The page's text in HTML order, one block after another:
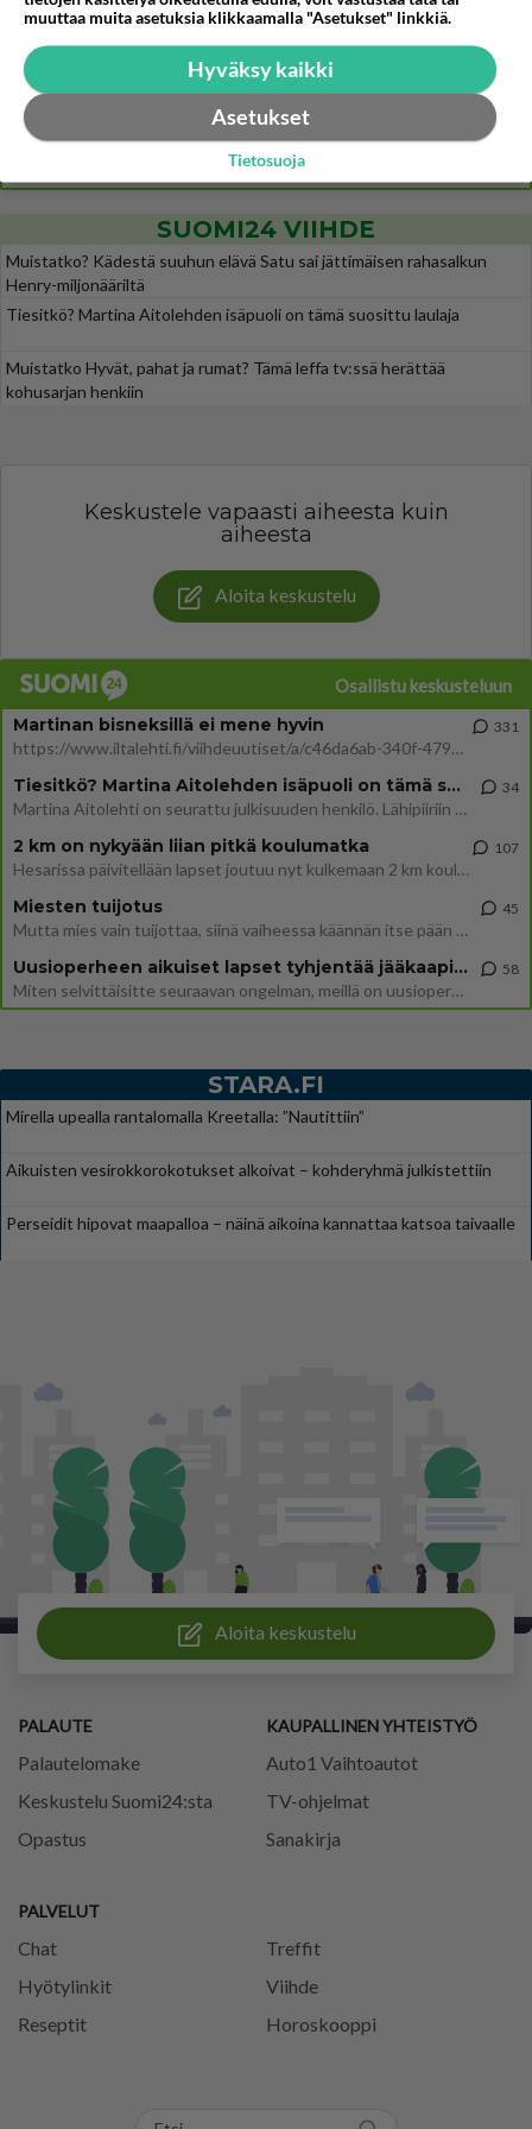
Näin tekisi ainakin Rydman seuratessaan idolinsa Trumpin mallia https://www.is.fi/politiikka/art-2000012187244.html
Mitä tuot pöytään parisuhteessa?
SUOMI24 VIIHDE
Muistatko? Kädestä suuhun elävä Satu sai jättimäisen rahasalkun
Henry-miljonääriltä
Tiesitkö? Martina Aitolehden isäpuoli on tämä suosittu laulaja
Muistatko Hyvät, pahat ja rumat? Tämä leffa tv:ssä herättää
kohusarjan henkiin
Keskustele vapaasti aiheesta kuin
aiheesta
Aloita keskustelu
Osallistu keskusteluun
Martinan bisneksillä ei mene hyvin
https://www.iltalehti.fi/viihdeuutiset/a/c46da6ab-340f-4790-aaa7-0865eed2336 Yrityksen konkurssihakemus on tullut kärä
331
Tiesitkö? Martina Aitolehden isäpuoli on tämä suosittu laulaja
Martina Aitolehti on seurattu julkisuuden henkilö. Lähipiiriin mahtuu muitakin tunnettuja henkilöitä. Tiesitkö, että Ma
34
2 km on nykyään liian pitkä koulumatka
Hesarissa päivitellään lapset joutuu nyt kulkemaan 2 km kouluun jösses. Ruostefillarilla tuo matka menee vaikka miten äk
107
Miesten tuijotus
Mutta mies vain tuijottaa, siinä vaiheessa käännän itse pään pois. Mikä juttu? Yleensä jos joku tuijottaa tai katsoo, hä
45
Uusioperheen aikuiset lapset tyhjentää jääkaapin käydessään
Miten selvittäisitte seuraavan ongelman, meillä on uusioperhe, minulla teini-ikäiset lapset ja puolisolla aikuiset, jotk
58
STARA.FI
Mirella upealla rantalomalla Kreetalla: ”Nautittiin”
Aikuisten vesirokkorokotukset alkoivat – kohderyhmä julkistettiin
Perseidit hipovat maapalloa – näinä aikoina kannattaa katsoa taivaalle
Aloita keskustelu
PALAUTE
Palautelomake
Keskustelu Suomi24:sta
Opastus
PALVELUT
Chat
Treffit
Hyötylinkit
Viihde
Reseptit
Horoskooppi
KAUPALLINEN YHTEISTYÖ
Auto1 Vaihtoautot
TV-ohjelmat
Sanakirja
muuttaa muita asetuksia klikkaamalla "Asetukset" linkkiä.
Hyväksy kaikki
Asetukset
Tietosuoja